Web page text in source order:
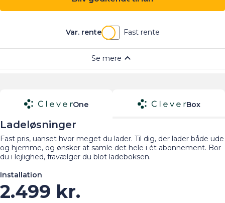
One Box
Ladeløsninger
Fast pris, uanset hvor meget du lader. Til dig, der lader både ude
og hjemme, og ønsker at samle det hele i ét abonnement. Bor
du i lejlighed, fravælger du blot ladeboksen.
Installation
2.499 kr.